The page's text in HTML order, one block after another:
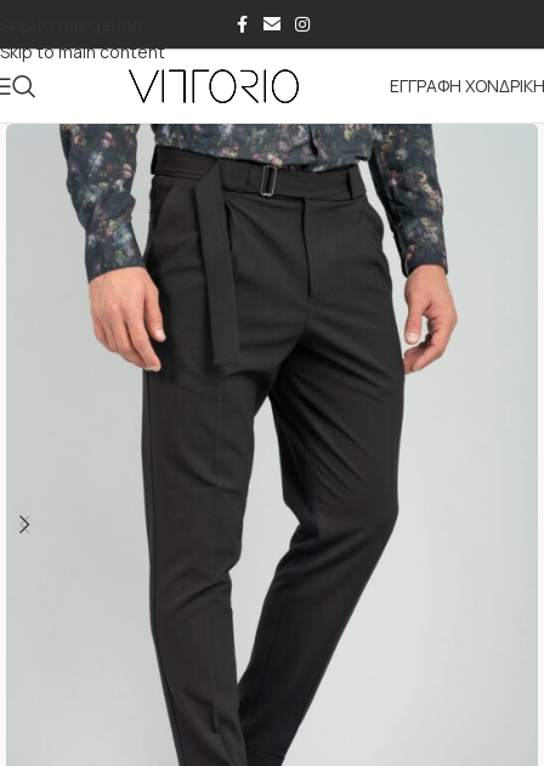
Skip to main content
ΕΓΓΡΑΦΗ